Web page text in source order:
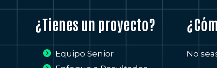
¿Tienes un proyecto?
Equipo Senior
No